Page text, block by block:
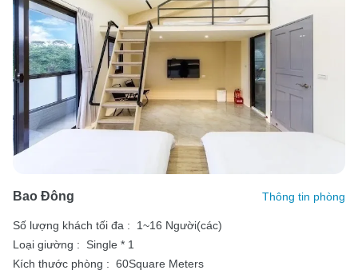
Bao Đông Thông tin phòng
Số lượng khách tối đa :
1~16 Người(các)
Loại giường :
Single * 1
Kích thước phòng : 60Square Meters